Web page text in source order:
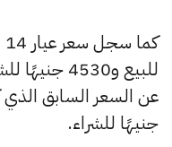
جنيهًا للشراء.